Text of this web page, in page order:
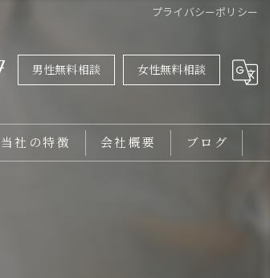
プライバシーポリシー
男性無料相談 女性無料相談
当社の特徴 会社概要 ブログ